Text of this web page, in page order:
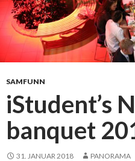
f
o
l
k
e
f
e
s
p
SAMFUNN
iStudent’s
banquet
31. JANUAR 2018 PANORAMA